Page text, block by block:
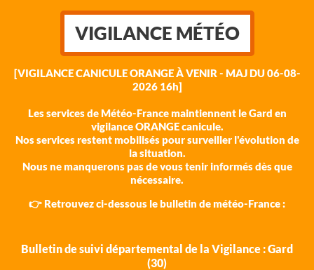
VIGILANCE MÉTÉO
[VIGILANCE CANICULE ORANGE À VENIR - MAJ DU 06-08-
2026 16h]
Les services de Météo-France maintiennent le Gard en
vigilance ORANGE canicule.
Nos services restent mobilisés pour surveiller l'évolution de
la situation.
Nous ne manquerons pas de vous tenir informés dès que
nécessaire.
👉 Retrouvez ci-dessous le bulletin de météo-France :
Bulletin de suivi départemental de la Vigilance : Gard
(30)